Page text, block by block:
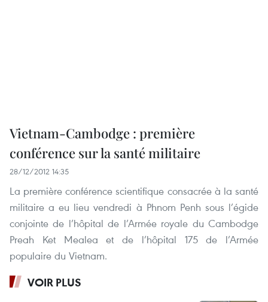
Vietnam-Cambodge : première
conférence sur la santé militaire
28/12/2012 14:35
La première conférence scientifique consacrée à la santé
militaire a eu lieu vendredi à Phnom Penh sous l’égide
conjointe de l’hôpital de l’Armée royale du Cambodge
Preah Ket Mealea et de l’hôpital 175 de l’Armée
populaire du Vietnam.
VOIR PLUS